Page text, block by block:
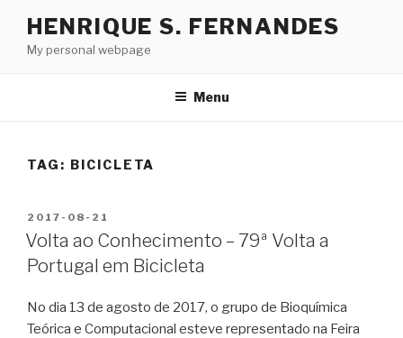
content
HENRIQUE S. FERNANDES
My personal webpage
Menu
TAG: BICICLETA
POSTED
ON
2017-08-21
Volta ao Conhecimento – 79ª Volta a
Portugal em Bicicleta
No dia 13 de agosto de 2017, o grupo de Bioquímica
Teórica e Computacional esteve representado na Feira